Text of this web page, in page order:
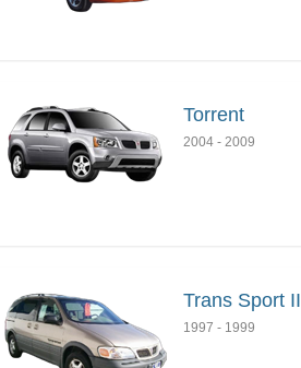
Torrent
2004 - 2009
Trans Sport II
1997 - 1999